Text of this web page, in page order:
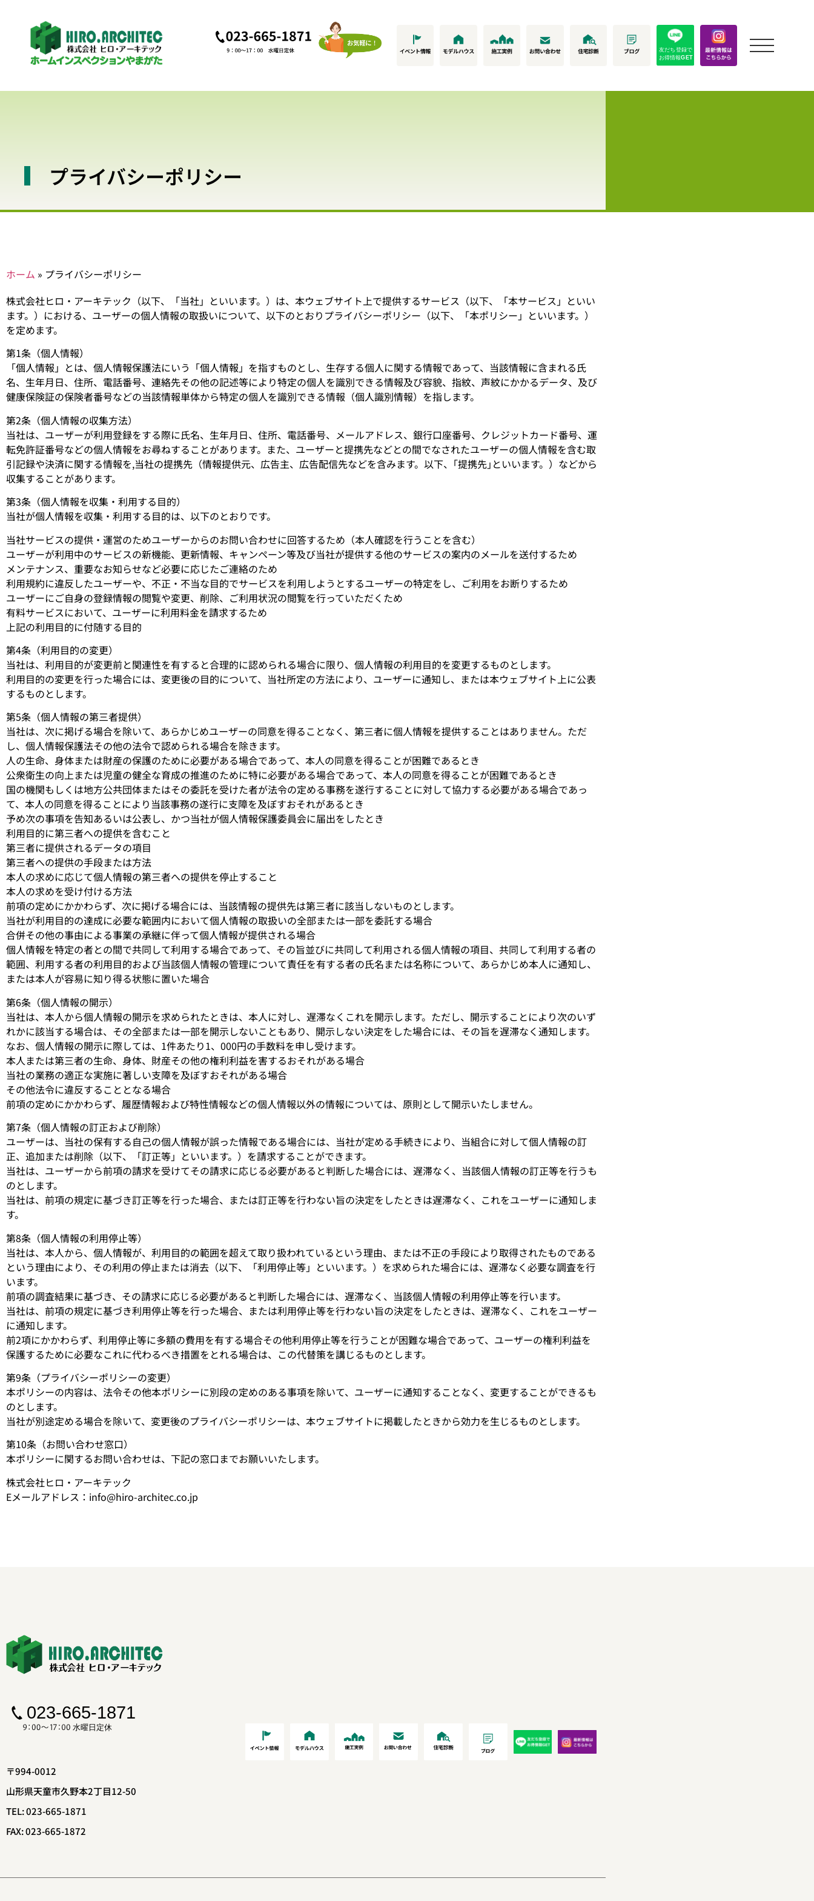
プライバシーポリシー
ホーム » プライバシーポリシー
株式会社ヒロ・アーキテック（以下、「当社」といいます。）は、本ウェブサイト上で提供するサービス（以下、「本サービス」といい
ます。）における、ユーザーの個人情報の取扱いについて、以下のとおりプライバシーポリシー（以下、「本ポリシー」といいます。）
を定めます。
第1条（個人情報）
「個人情報」とは、個人情報保護法にいう「個人情報」を指すものとし、生存する個人に関する情報であって、当該情報に含まれる氏
名、生年月日、住所、電話番号、連絡先その他の記述等により特定の個人を識別できる情報及び容貌、指紋、声紋にかかるデータ、及び
健康保険証の保険者番号などの当該情報単体から特定の個人を識別できる情報（個人識別情報）を指します。
第2条（個人情報の収集方法）
当社は、ユーザーが利用登録をする際に氏名、生年月日、住所、電話番号、メールアドレス、銀行口座番号、クレジットカード番号、運
転免許証番号などの個人情報をお尋ねすることがあります。また、ユーザーと提携先などとの間でなされたユーザーの個人情報を含む取
引記録や決済に関する情報を,当社の提携先（情報提供元、広告主、広告配信先などを含みます。以下、｢提携先｣といいます。）などから
収集することがあります。
第3条（個人情報を収集・利用する目的）
当社が個人情報を収集・利用する目的は、以下のとおりです。
当社サービスの提供・運営のためユーザーからのお問い合わせに回答するため（本人確認を行うことを含む）
ユーザーが利用中のサービスの新機能、更新情報、キャンペーン等及び当社が提供する他のサービスの案内のメールを送付するため
メンテナンス、重要なお知らせなど必要に応じたご連絡のため
利用規約に違反したユーザーや、不正・不当な目的でサービスを利用しようとするユーザーの特定をし、ご利用をお断りするため
ユーザーにご自身の登録情報の閲覧や変更、削除、ご利用状況の閲覧を行っていただくため
有料サービスにおいて、ユーザーに利用料金を請求するため
上記の利用目的に付随する目的
第4条（利用目的の変更）
当社は、利用目的が変更前と関連性を有すると合理的に認められる場合に限り、個人情報の利用目的を変更するものとします。
利用目的の変更を行った場合には、変更後の目的について、当社所定の方法により、ユーザーに通知し、または本ウェブサイト上に公表
するものとします。
第5条（個人情報の第三者提供）
当社は、次に掲げる場合を除いて、あらかじめユーザーの同意を得ることなく、第三者に個人情報を提供することはありません。ただ
し、個人情報保護法その他の法令で認められる場合を除きます。
人の生命、身体または財産の保護のために必要がある場合であって、本人の同意を得ることが困難であるとき
公衆衛生の向上または児童の健全な育成の推進のために特に必要がある場合であって、本人の同意を得ることが困難であるとき
国の機関もしくは地方公共団体またはその委託を受けた者が法令の定める事務を遂行することに対して協力する必要がある場合であっ
て、本人の同意を得ることにより当該事務の遂行に支障を及ぼすおそれがあるとき
予め次の事項を告知あるいは公表し、かつ当社が個人情報保護委員会に届出をしたとき
利用目的に第三者への提供を含むこと
第三者に提供されるデータの項目
第三者への提供の手段または方法
本人の求めに応じて個人情報の第三者への提供を停止すること
本人の求めを受け付ける方法
前項の定めにかかわらず、次に掲げる場合には、当該情報の提供先は第三者に該当しないものとします。
当社が利用目的の達成に必要な範囲内において個人情報の取扱いの全部または一部を委託する場合
合併その他の事由による事業の承継に伴って個人情報が提供される場合
個人情報を特定の者との間で共同して利用する場合であって、その旨並びに共同して利用される個人情報の項目、共同して利用する者の
範囲、利用する者の利用目的および当該個人情報の管理について責任を有する者の氏名または名称について、あらかじめ本人に通知し、
または本人が容易に知り得る状態に置いた場合
第6条（個人情報の開示）
当社は、本人から個人情報の開示を求められたときは、本人に対し、遅滞なくこれを開示します。ただし、開示することにより次のいず
れかに該当する場合は、その全部または一部を開示しないこともあり、開示しない決定をした場合には、その旨を遅滞なく通知します。
なお、個人情報の開示に際しては、1件あたり1、000円の手数料を申し受けます。
本人または第三者の生命、身体、財産その他の権利利益を害するおそれがある場合
当社の業務の適正な実施に著しい支障を及ぼすおそれがある場合
その他法令に違反することとなる場合
前項の定めにかかわらず、履歴情報および特性情報などの個人情報以外の情報については、原則として開示いたしません。
第7条（個人情報の訂正および削除）
ユーザーは、当社の保有する自己の個人情報が誤った情報である場合には、当社が定める手続きにより、当組合に対して個人情報の訂
正、追加または削除（以下、「訂正等」といいます。）を請求することができます。
当社は、ユーザーから前項の請求を受けてその請求に応じる必要があると判断した場合には、遅滞なく、当該個人情報の訂正等を行うも
のとします。
当社は、前項の規定に基づき訂正等を行った場合、または訂正等を行わない旨の決定をしたときは遅滞なく、これをユーザーに通知しま
す。
第8条（個人情報の利用停止等）
当社は、本人から、個人情報が、利用目的の範囲を超えて取り扱われているという理由、または不正の手段により取得されたものである
という理由により、その利用の停止または消去（以下、「利用停止等」といいます。）を求められた場合には、遅滞なく必要な調査を行
います。
前項の調査結果に基づき、その請求に応じる必要があると判断した場合には、遅滞なく、当該個人情報の利用停止等を行います。
当社は、前項の規定に基づき利用停止等を行った場合、または利用停止等を行わない旨の決定をしたときは、遅滞なく、これをユーザー
に通知します。
前2項にかかわらず、利用停止等に多額の費用を有する場合その他利用停止等を行うことが困難な場合であって、ユーザーの権利利益を
保護するために必要なこれに代わるべき措置をとれる場合は、この代替策を講じるものとします。
第9条（プライバシーポリシーの変更）
本ポリシーの内容は、法令その他本ポリシーに別段の定めのある事項を除いて、ユーザーに通知することなく、変更することができるも
のとします。
当社が別途定める場合を除いて、変更後のプライバシーポリシーは、本ウェブサイトに掲載したときから効力を生じるものとします。
第10条（お問い合わせ窓口）
本ポリシーに関するお問い合わせは、下記の窓口までお願いいたします。
株式会社ヒロ・アーキテック
Eメールアドレス：info@hiro-architec.co.jp
〒994-0012
山形県天童市久野本2丁目12-50
TEL: 023-665-1871
FAX: 023-665-1872